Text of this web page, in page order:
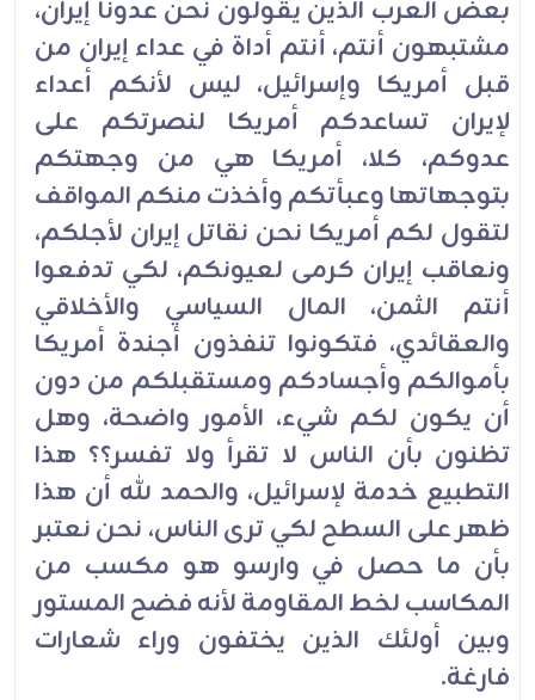
بعض العرب الذين يقولون نحن عدونا إيران،
مشتبهون أنتم، أنتم أداة في عداء إيران من
قبل أمريكا وإسرائيل، ليس لأنكم أعداء
لإيران تساعدكم أمريكا لنصرتكم على
عدوكم، كلا، أمريكا هي من وجهتكم
بتوجهاتها وعبأتكم وأخذت منكم المواقف
لتقول لكم أمريكا نحن نقاتل إيران لأجلكم،
ونعاقب إيران كرمى لعيونكم، لكي تدفعوا
أنتم الثمن، المال السياسي والأخلاقي
والعقائدي، فتكونوا تنفذون أجندة أمريكا
بأموالكم وأجسادكم ومستقبلكم من دون
أن يكون لكم شيء، الأمور واضحة، وهل
تظنون بأن الناس لا تقرأ ولا تفسر؟؟ هذا
التطبيع خدمة لإسرائيل، والحمد لله أن هذا
ظهر على السطح لكي ترى الناس، نحن نعتبر
بأن ما حصل في وارسو هو مكسب من
المكاسب لخط المقاومة لأنه فضح المستور
وبين أولئك الذين يختفون وراء شعارات
فارغة.